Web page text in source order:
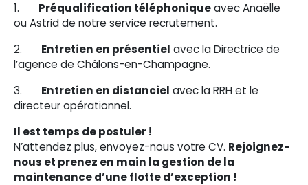
1. Préqualification téléphoniqueavec Anaëlle
ou Astrid de notre service recrutement.
2. Entretien en présentiel avec la Directrice de
l’agence de Châlons-en-Champagne.
3. Entretien en distanciel avec la RRH et le
directeur opérationnel.
Il est temps de postuler !
N’attendez plus, envoyez-nous votre CV. Rejoignez-
nous et prenez en main la gestion de la
maintenance d’une flotte d’exception !